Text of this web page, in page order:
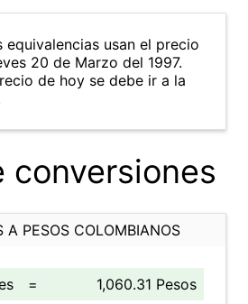
equivalencias usan el precio
20 de Marzo del 1997.
de hoy se debe ir a la
conversiones
A PESOS COLOMBIANOS
=
1,060.31 Pesos